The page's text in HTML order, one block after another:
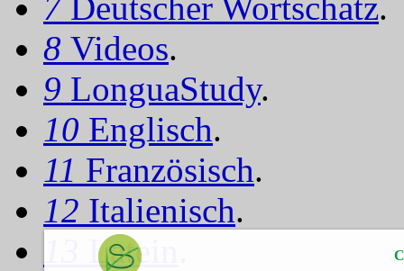
8 Videos.
9 LonguaStudy.
10 Englisch.
11 Französisch.
12 Italienisch.
Latein